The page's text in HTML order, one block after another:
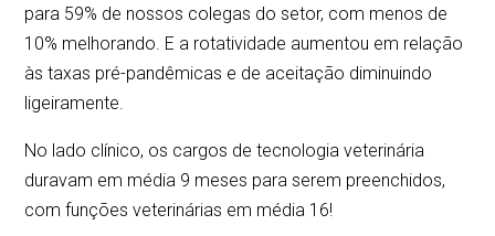
para 59% de nossos colegas do setor, com menos de
10% melhorando. E a rotatividade aumentou em relação
às taxas pré-pandêmicas e de aceitação diminuindo
ligeiramente.
No lado clínico, os cargos de tecnologia veterinária
duravam em média 9 meses para serem preenchidos,
com funções veterinárias em média 16!